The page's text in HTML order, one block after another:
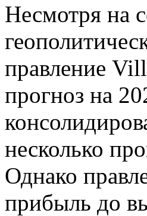
Несмотря на
правление
прогноз на
несколько
Однако
прибыль до